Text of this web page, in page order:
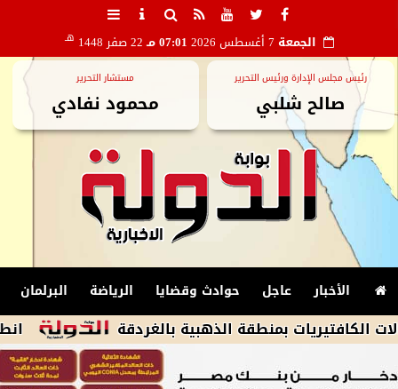
الجمعة 07:01 مـ 22 صفر 1448 هـ
رئيس مجلس الإدارة ورئيس التحرير
صالح شلبي
مستشار التحرير
محمود نفادي
الأخبار عاجل حوادث وقضايا الرياضة البرلمان
انطلاق بمنطقة الذهبية بالغردقة